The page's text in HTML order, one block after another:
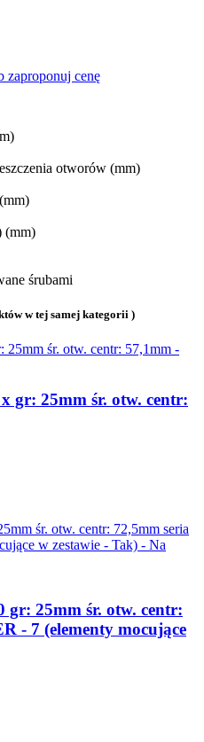
zaproponuj cenę
otworów (mm)
(mm)
śrubami
w tej samej kategorii )
gr: 25mm śr. otw. centr:
gr: 25mm śr. otw. centr:
- 7 (elementy mocujące